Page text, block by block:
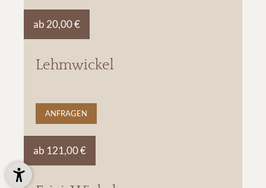
Lehmwickel
ab 20,00 €
ANFRAGEN
ab 121,00 €